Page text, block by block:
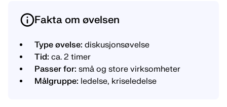
Fakta om øvelsen
Type øvelse: diskusjonsøvelse
Tid: ca. 2 timer
Passer for: små og store virksomheter
Målgruppe: ledelse, kriseledelse